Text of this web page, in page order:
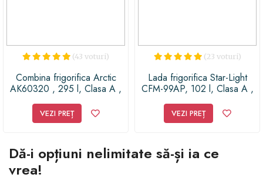
(43 voturi)
Combina frigorifica Arctic
AK60320 , 295 l, Clasa A ,
VEZI PREȚ
(23 voturi)
Lada frigorifica Star-Light
CFM-99AP, 102 l, Clasa A ,
VEZI PREȚ
Dă-i opțiuni nelimitate să-și ia ce
vrea!